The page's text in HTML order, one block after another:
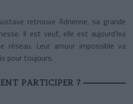
retrouve Adrienne, sa grande
Il est veuf, elle est aujourd’hui
réseau. Leur amour impossible va
pour toujours.
PARTICIPER ?